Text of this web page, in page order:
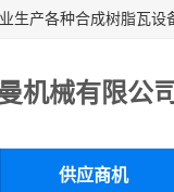
机械有限公司
供应商机